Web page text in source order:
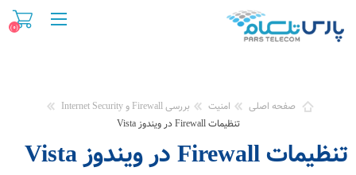
(۰)
صفحه اصلی امنیت
بررسی Firewall و Internet Security
تنظیمات Firewall در ویندوز Vista
تنظیمات Firewall در ویندوز Vista